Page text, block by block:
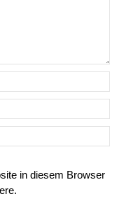
in diesem Browser